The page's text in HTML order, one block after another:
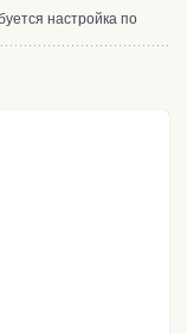
настройка по